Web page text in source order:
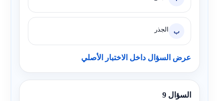
ب الجذر
عرض السؤال داخل الاختبار الأصلي
السؤال 9